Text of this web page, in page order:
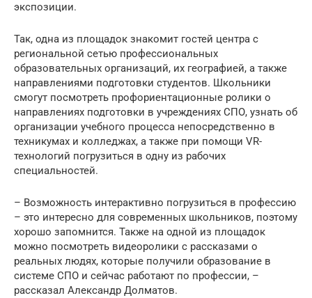
экспозиции.
Так, одна из площадок знакомит гостей центра с
региональной сетью профессиональных
образовательных организаций, их географией, а также
направлениями подготовки студентов. Школьники
смогут посмотреть профориентационные ролики о
направлениях подготовки в учреждениях СПО, узнать об
организации учебного процесса непосредственно в
техникумах и колледжах, а также при помощи VR-
технологий погрузиться в одну из рабочих
специальностей.
– Возможность интерактивно погрузиться в профессию
– это интересно для современных школьников, поэтому
хорошо запомнится. Также на одной из площадок
можно посмотреть видеоролики с рассказами о
реальных людях, которые получили образование в
системе СПО и сейчас работают по профессии, –
рассказал Александр Долматов.